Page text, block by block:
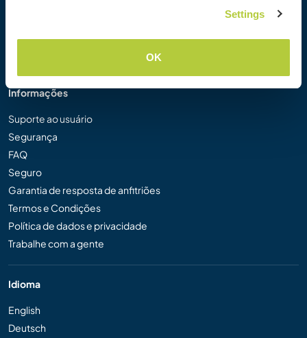
Settings
OK
Informações
Suporte ao usuário
Segurança
FAQ
Seguro
Garantia de resposta de anfitriões
Termos e Condições
Política de dados e privacidade
Trabalhe com a gente
Idioma
English
Deutsch